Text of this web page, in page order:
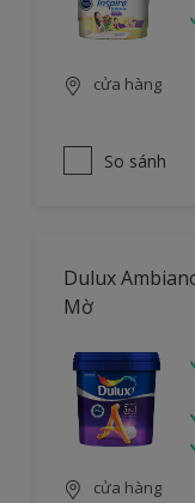
cửa hàng
So sánh
Dulux
Mờ
cửa hàng